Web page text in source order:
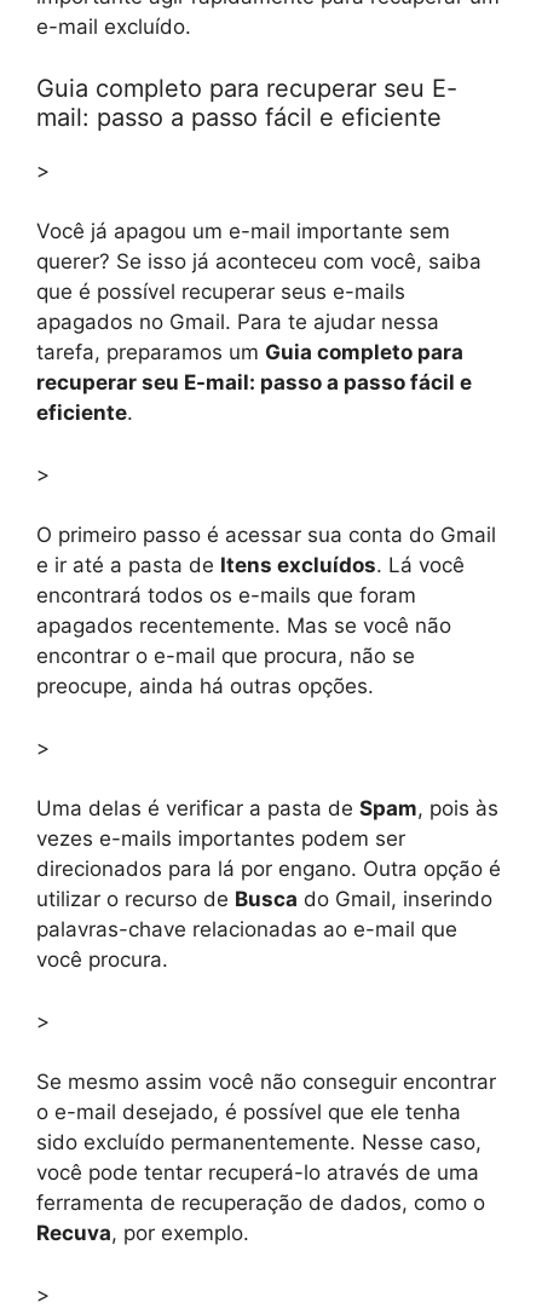
e-mail excluído.
Guia completo para recuperar seu E-
mail: passo a passo fácil e eficiente
>
Você já apagou um e-mail importante sem
querer? Se isso já aconteceu com você, saiba
que é possível recuperar seus e-mails
apagados no Gmail. Para te ajudar nessa
tarefa, preparamos um Guia completo para
recuperar seu E-mail: passo a passo fácil e
eficiente.
>
O primeiro passo é acessar sua conta do Gmail
e ir até a pasta de Itens excluídos. Lá você
encontrará todos os e-mails que foram
apagados recentemente. Mas se você não
encontrar o e-mail que procura, não se
preocupe, ainda há outras opções.
>
Uma delas é verificar a pasta de Spam, pois às
vezes e-mails importantes podem ser
direcionados para lá por engano. Outra opção é
utilizar o recurso de Busca do Gmail, inserindo
palavras-chave relacionadas ao e-mail que
você procura.
>
Se mesmo assim você não conseguir encontrar
o e-mail desejado, é possível que ele tenha
sido excluído permanentemente. Nesse caso,
você pode tentar recuperá-lo através de uma
ferramenta de recuperação de dados, como o
Recuva, por exemplo.
>